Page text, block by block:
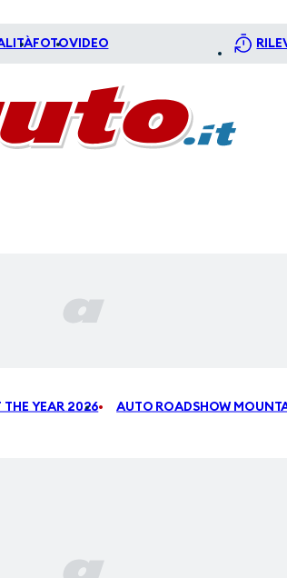
FOTOVIDEO
THE YEAR 2026 AUTO ROADSHOW